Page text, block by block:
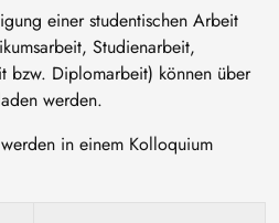
einer studentischen Arbeit
Studienarbeit,
bzw. Diplomarbeit) können über
werden.
in einem Kolloquium